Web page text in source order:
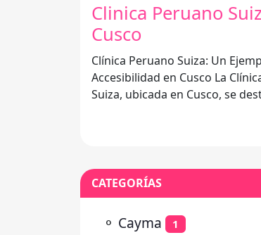
Clinica Peruano
Cusco
Clínica Peruano Suiza: Un
Accesibilidad en Cusco La Clínica Peruano
Suiza, ubicada en Cusco, se
CATEGORÍAS
⚬ Cayma 1